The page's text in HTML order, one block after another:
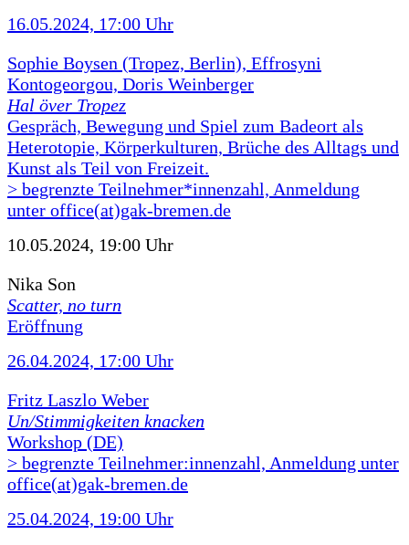
16.05.2024, 17:00 Uhr
Sophie Boysen (Tropez, Berlin), Effrosyni
Kontogeorgou, Doris Weinberger
Hal över Tropez
Gespräch, Bewegung und Spiel zum Badeort als
Heterotopie, Körperkulturen, Brüche des Alltags und
Kunst als Teil von Freizeit.
> begrenzte Teilnehmer*innenzahl, Anmeldung
unter office(at)gak-bremen.de
10.05.2024, 19:00 Uhr
Nika Son
Scatter, no turn
Eröffnung
26.04.2024, 17:00 Uhr
Fritz Laszlo Weber
Un/Stimmigkeiten knacken
Workshop (DE)
> begrenzte Teilnehmer:innenzahl, Anmeldung unter
office(at)gak-bremen.de
25.04.2024, 19:00 Uhr